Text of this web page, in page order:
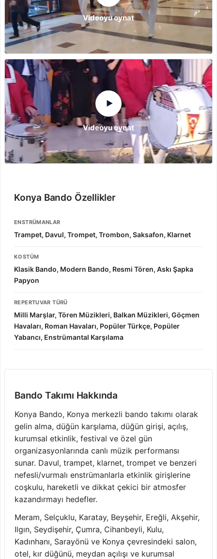
Videoyu oynat
▶
Videoyu oynat
Konya Bando Özellikler
ENSTRÜMANLAR
Trampet, Davul, Trompet, Trombon, Saksafon, Klarnet
KOSTÜM
Klasik Bando, Modern Bando, Resmi Tören, Askı Şapka
Papyon
REPERTUVAR TÜRÜ
Milli Marşlar, Tören Müzikleri, Balkan Müzikleri, Göçmen
Havaları, Roman Havaları, Popüler Türkçe, Popüler
Yabancı, Enstrümantal Karşılama
Bando Takımı Hakkında
Konya Bando, Konya merkezli bando takımı olarak
gelin alma, düğün karşılama, düğün girişi, açılış,
kurumsal etkinlik, festival ve özel gün
organizasyonlarında canlı müzik performansı
sunar. Davul, trampet, klarnet, trompet ve benzeri
nefesli/vurmalı enstrümanlarla etkinlik girişlerine
coşkulu, hareketli ve dikkat çekici bir atmosfer
kazandırmayı hedefler.
Meram, Selçuklu, Karatay, Beyşehir, Ereğli, Akşehir,
Ilgın, Seydişehir, Çumra, Cihanbeyli, Kulu,
Kadınhanı, Sarayönü ve Konya çevresindeki salon,
otel, kır düğünü, meydan açılışı ve kurumsal